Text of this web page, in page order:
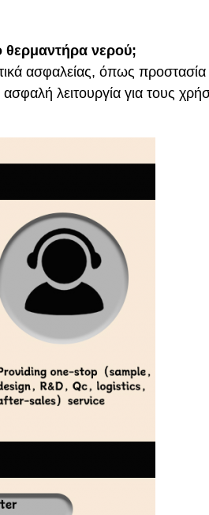
θερμαντήρα νερού;
ασφαλείας, όπως
λειτουργία για τους